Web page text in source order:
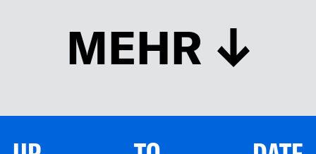
MEHR